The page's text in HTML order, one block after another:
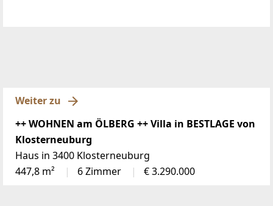
Weiter zu
++ WOHNEN am ÖLBERG ++ Villa in BESTLAGE von
Klosterneuburg
Haus in 3400 Klosterneuburg
447,8 m²
6 Zimmer € 3.290.000